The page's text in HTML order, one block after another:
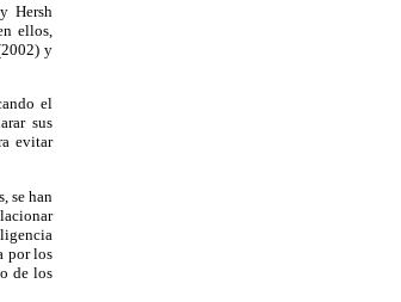
Hersh
ellos,
y
el
sus
evitar
se han
por los
de los